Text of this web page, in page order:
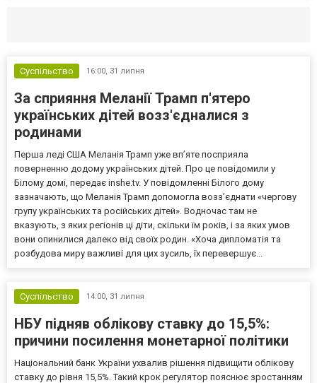
Суспільство 16:00, 31 липня
За сприяння Меланії Трамп п'ятеро
українських дітей возз'єдналися з
родинами
Перша леді США Меланія Трамп уже впʼяте посприяла
поверненню додому українських дітей. Про це повідомили у
Білому домі, передає inshe.tv. У повідомленні Білого дому
зазначають, що Меланія Трамп допомогла возз’єднати «чергову
групу українських та російських дітей». Водночас там не
вказують, з яких регіонів ці діти, скільки їм років, і за яких умов
вони опинилися далеко від своїх родин. «Хоча дипломатія та
розбудова миру важливі для цих зусиль, їх перевершує...
Суспільство 14:00, 31 липня
НБУ підняв облікову ставку до 15,5%:
причини посилення монетарної політики
Національний банк України ухвалив рішення підвищити облікову
ставку до рівня 15,5%. Такий крок регулятор пояснює зростанням